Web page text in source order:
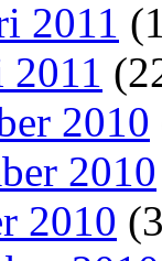
2011
2011
2010
2010
2010